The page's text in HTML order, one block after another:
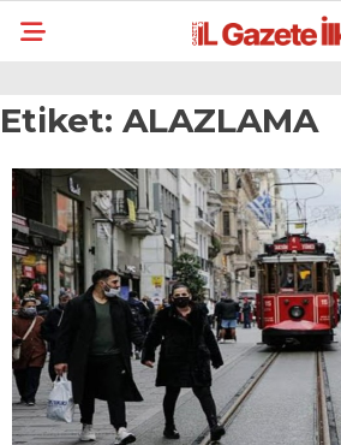
Etiket: ALAZLAMA